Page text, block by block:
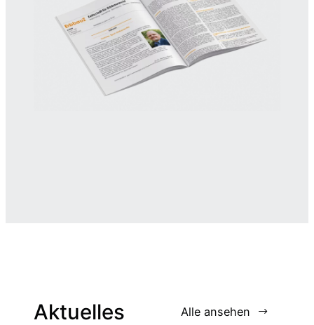
Aktuelles Alle ansehen